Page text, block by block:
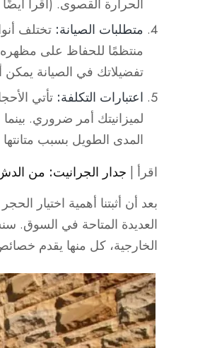
الحرارة القصوى. (اقرأ
متطلبات الصيانة: تختلف
منتظمًا للحفاظ على
تفضيلاتك في الصيانة
اعتبارات التكلفة: تأتي
لميزانيتك أمر ضروري.
المدى الطويل بسبب
اقرأ | جدار الجرانيت: من
بعد أن أثبتنا أهمية اختيار
العديدة المتاحة في السوق.
الخارجية، كل منها يقدم